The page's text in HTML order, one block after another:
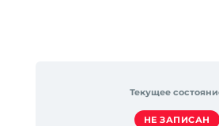
Текущее
НЕ ЗАПИСАН